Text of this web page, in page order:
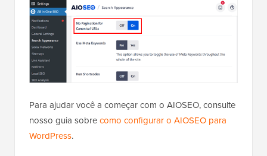
Para ajudar você a começar com o AIOSEO, consulte
nosso guia sobrecomo configurar o AIOSEO para
WordPress.